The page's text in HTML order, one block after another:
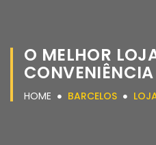
O MELHOR
HOME BARCELOS